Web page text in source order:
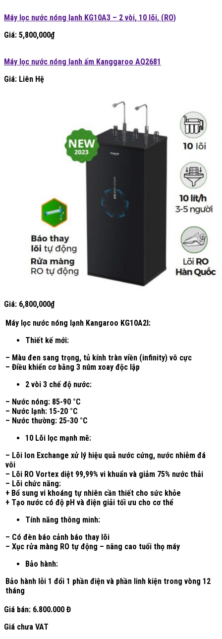
Máy lọc nước nóng lạnh KG10A3 – 2 vòi, 10 lõi, (RO)
Giá: 5,800,000₫
Máy lọc nước nóng lạnh ấm Kanggaroo AQ2681
Giá: Liên Hệ
Giá: 6,800,000₫
Máy lọc nước nóng lạnh Kangaroo KG10A2I:
Thiết kế mới:
– Màu đen sang trọng, tủ kính tràn viền (infinity) vô cực
– Điều khiển cơ bằng 3 núm xoay độc lập
2 vòi 3 chế độ nước:
– Nước nóng: 85-90 °C
– Nước lạnh: 15-20 °C
– Nước thường: 25-30 °C
10 Lõi lọc mạnh mẽ:
– Lõi Ion Exchange xử lý hiệu quả nước cứng, nước nhiễm đá
vôi
– Lõi RO Vortex diệt 99,99% vi khuẩn và giảm 75% nước thải
– Lõi chức năng:
+ Bổ sung vi khoáng tự nhiên cần thiết cho sức khỏe
+ Tạo nước có độ pH và điện giải tối ưu cho cơ thể
Tính năng thông minh:
– Có đèn báo cảnh báo thay lõi
– Xục rửa màng RO tự động – nâng cao tuổi thọ máy
Bảo hành:
Bảo hành lỗi 1 đổi 1 phần điện và phần linh kiện trong vòng 12
tháng
Giá bán: 6.800.000 Đ
Giá chưa VAT